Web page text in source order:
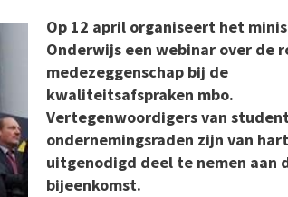
Op 12 april organiseert het
Onderwijs een webinar over de
medezeggenschap bij de
kwaliteitsafspraken mbo.
Vertegenwoordigers van
ondernemingsraden zijn van
uitgenodigd deel te nemen aan
bijeenkomst.